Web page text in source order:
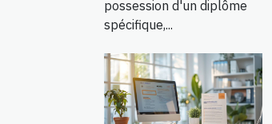
possession d'un diplôme
spécifique,...